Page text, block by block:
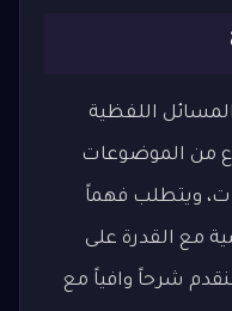
اللفظية
من الموضوعات
ويتطلب فهماً
مع القدرة على
شرحاً وافياً مع